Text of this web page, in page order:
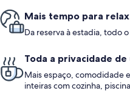
Mais tempo para
Da reserva à estadia, todo
Toda a privacidade de
Mais espaço, comodidade
inteiras com cozinha,